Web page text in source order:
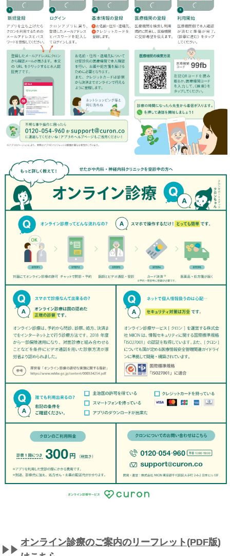
オンライン診療のご案内のリーフレット(PDF版)